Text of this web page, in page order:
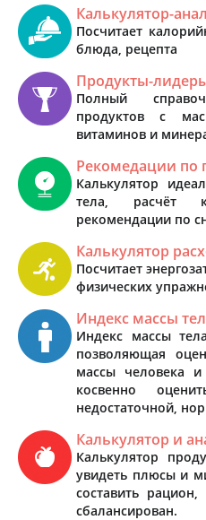
Калькулятор-
Посчитает
блюда, рецепта
Продукты-
Полный
продуктов с
витаминов и
Рекомедации по
Калькулятор
тела, расчёт
рекомендации по
Калькулятор
Посчитает
физических
Индекс массы
Индекс массы
позволяющая
массы человека
косвенно
недостаточной,
Калькулятор и
Калькулятор
увидеть плюсы и
составить
сбалансирован.